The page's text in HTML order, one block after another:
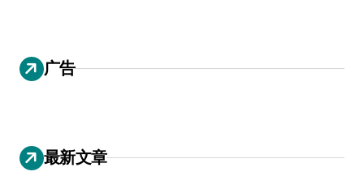
广告
最新文章